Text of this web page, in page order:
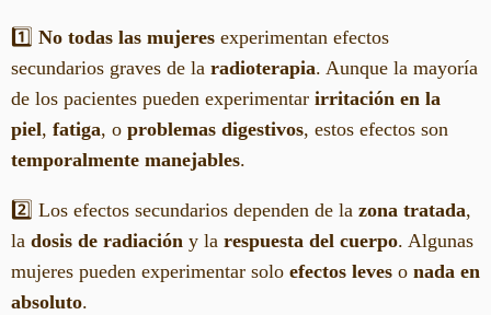
1️⃣ No todas las mujeres experimentan efectos
secundarios graves de la radioterapia. Aunque la mayoría
de los pacientes pueden experimentar irritación en la
piel, fatiga, o problemas digestivos, estos efectos son
temporalmente manejables.
2️⃣ Los efectos secundarios dependen de la zona tratada,
la dosis de radiación y la respuesta del cuerpo. Algunas
mujeres pueden experimentar solo efectos leves o nada en
absoluto.